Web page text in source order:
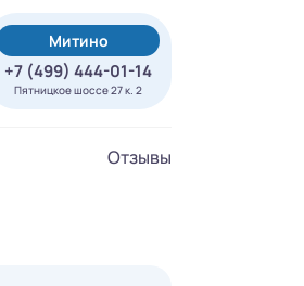
Митино
+7 (499) 444-01-14
Пятницкое шоссе 27 к. 2
Отзывы